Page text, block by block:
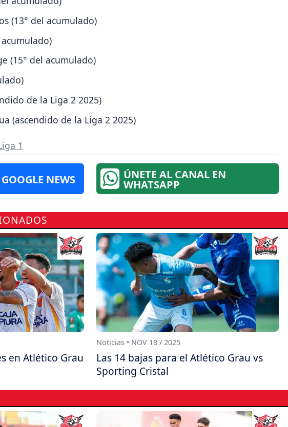
(13° del acumulado)
(15° del acumulado)
de la Liga 2 2025)
(ascendido de la Liga 2 2025)
1
NEWS ÚNETE AL CANAL EN
WHATSAPP
en Atlético Grau
Noticias • NOV 18 / 2025
Las 14 bajas para el Atlético Grau vs
Sporting Cristal